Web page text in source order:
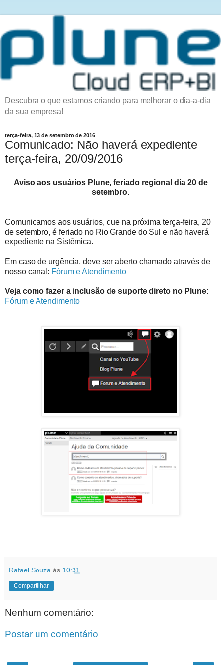
Descubra o que estamos criando para melhorar o dia-a-dia
da sua empresa!
terça-feira, 13 de setembro de 2016
Comunicado: Não haverá expediente
terça-feira, 20/09/2016
Aviso aos usuários Plune, feriado regional dia 20 de
setembro.
Comunicamos aos usuários, que na próxima terça-feira, 20
de setembro, é feriado no Rio Grande do Sul e não haverá
expediente na Sistêmica.
Em caso de urgência, deve ser aberto chamado através de
nosso canal: Fórum e Atendimento
Veja como fazer a inclusão de suporte direto no Plune:
Fórum e Atendimento
Rafael Souza às 10:31
Compartilhar
Nenhum comentário:
Postar um comentário